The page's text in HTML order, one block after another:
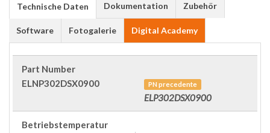
Technische Daten Dokumentation Zubehör
Software Fotogalerie Digital Academy
Part Number
ELNP302DSX0900
PN precedente
ELP302DSX0900
Betriebstemperatur